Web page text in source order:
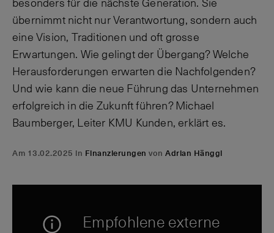
besonders für die nächste Generation. Sie
übernimmt nicht nur Verantwortung, sondern auch
eine Vision, Traditionen und oft grosse
Erwartungen. Wie gelingt der Übergang? Welche
Herausforderungen erwarten die Nachfolgenden?
Und wie kann die neue Führung das Unternehmen
erfolgreich in die Zukunft führen? Michael
Baumberger, Leiter KMU Kunden, erklärt es.
Am 13.02.2025 in Finanzierungen von Adrian Hänggi
Empfohlene externe